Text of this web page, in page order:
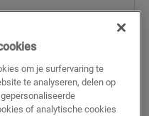
om je surfervaring te
te analyseren, delen op
of analytische cookies